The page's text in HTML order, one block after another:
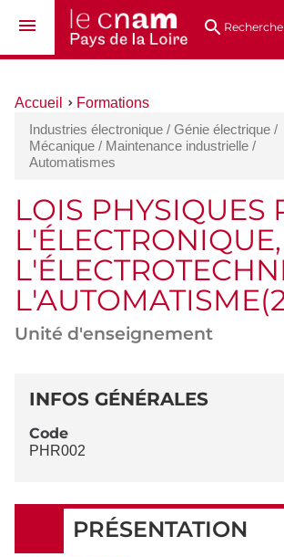
au
directsRecherche
Vous
ici :
Accueil
Formations
Industries électronique / Génie électrique /
Mécanique / Maintenance industrielle /
Automatismes
LOIS PHYSIQUES
L'ÉLECTRONIQUE,
Unité d'enseignement
DÉTAILS
INFOS GÉNÉRALES
Code
PHR002
PRÉSENTATION